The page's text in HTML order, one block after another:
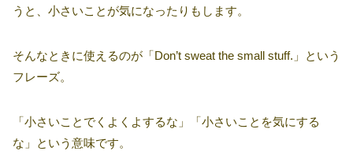
うと、小さいことが気になったりもします。
そんなときに使えるのが「Don’t sweat the small stuff.」という
フレーズ。
「小さいことでくよくよするな」「小さいことを気にする
な」という意味です。